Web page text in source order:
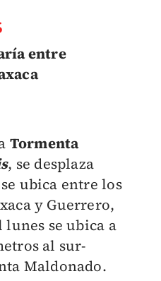
entre
Tormenta
, se desplaza
ubica entre los
y Guerrero,
se ubica a
al sur-
Maldonado.